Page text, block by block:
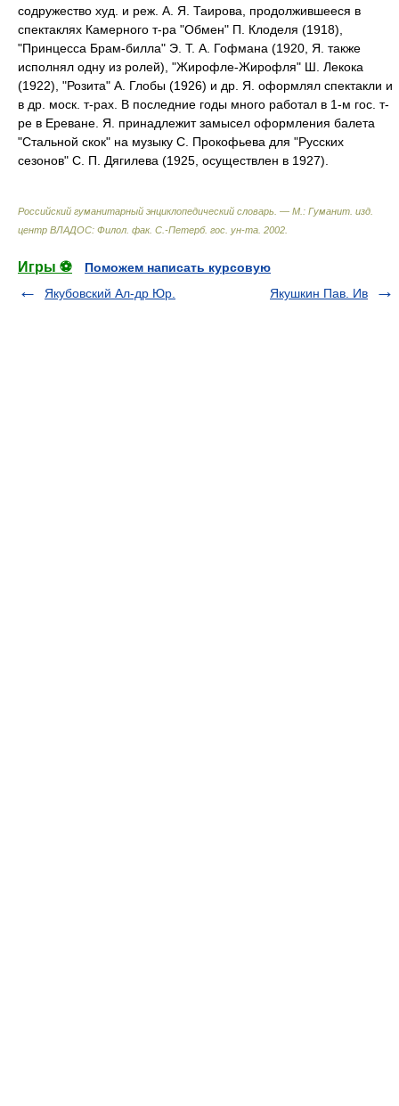
содружество худ. и реж. А. Я. Таирова, продолжившееся в
спектаклях Камерного т-ра "Обмен" П. Клоделя (1918),
"Принцесса Брам-билла" Э. Т. А. Гофмана (1920, Я. также
исполнял одну из ролей), "Жирофле-Жирофля" Ш. Лекока
(1922), "Розита" А. Глобы (1926) и др. Я. оформлял спектакли и
в др. моск. т-рах. В последние годы много работал в 1-м гос. т-
ре в Ереване. Я. принадлежит замысел оформления балета
"Стальной скок" на музыку С. Прокофьева для "Русских
сезонов" С. П. Дягилева (1925, осуществлен в 1927).
Российский гуманитарный энциклопедический словарь. — М.: Гуманит. изд.
центр ВЛАДОС: Филол. фак. С.-Петерб. гос. ун-та 2002
Игры ⚽
Поможем написать курсовую
Якубовский Ал-др Юр.
Якушкин Пав. Ив